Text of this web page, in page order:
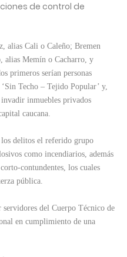
de control de
alias Cali o Caleño; Bremen
alias Memín o Cacharro, y
primeros serían personas
Techo – Tejido Popular’ y,
inmuebles privados
caucana.
delitos el referido grupo
como incendiarios, además
contundentes, los cuales
pública.
servidores del Cuerpo Técnico de
en cumplimiento de una